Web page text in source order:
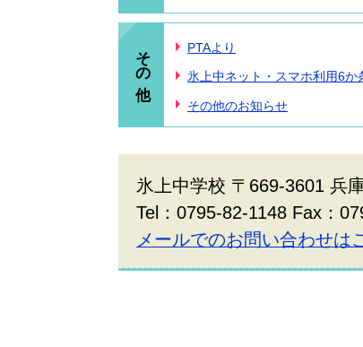
その他 PTAより
氷上中ネット・スマホ利用6か
その他のお知らせ
氷上中学校 〒669-3601 兵
Tel：0795-82-1148 Fax：
メールでのお問い合わせは